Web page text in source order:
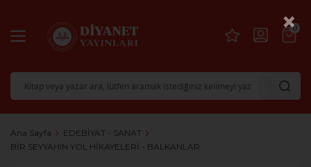
0
Ana Sayfa
EDEBİYAT - SANAT
BİR SEYYAHIN YOL HİKAYELERİ - BALKANLAR
×